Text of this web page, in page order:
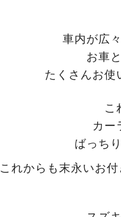
車内が広
お車
たくさんお使
こ
カー
ばっち
これからも末永いお